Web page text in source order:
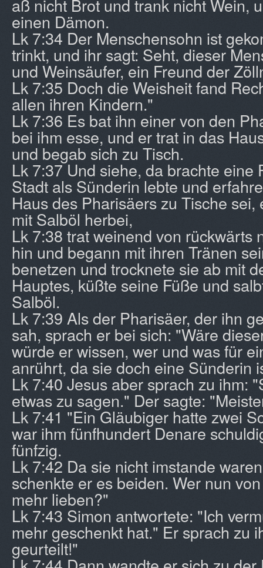
aß nicht Brot und trank nicht Wein,
einen Dämon.
Lk 7:34 Der Menschensohn ist
trinkt, und ihr sagt: Seht, dieser
und Weinsäufer, ein Freund der
Lk 7:35 Doch die Weisheit fand
allen ihren Kindern."
Lk 7:36 Es bat ihn einer von den
bei ihm esse, und er trat in das
und begab sich zu Tisch.
Lk 7:37 Und siehe, da brachte eine
Stadt als Sünderin lebte und
Haus des Pharisäers zu Tische
mit Salböl herbei,
Lk 7:38 trat weinend von rückwärts
hin und begann mit ihren Tränen
benetzen und trocknete sie ab mit
Hauptes, küßte seine Füße und
Salböl.
Lk 7:39 Als der Pharisäer, der ihn
sah, sprach er bei sich: "Wäre
würde er wissen, wer und was für
anrührt, da sie doch eine Sünderin
Lk 7:40 Jesus aber sprach zu ihm:
etwas zu sagen." Der sagte:
Lk 7:41 "Ein Gläubiger hatte zwei
war ihm fünfhundert Denare
fünfzig.
Lk 7:42 Da sie nicht imstande
schenkte er es beiden. Wer nun
mehr lieben?"
Lk 7:43 Simon antwortete: "Ich
mehr geschenkt hat." Er sprach zu
geurteilt!"